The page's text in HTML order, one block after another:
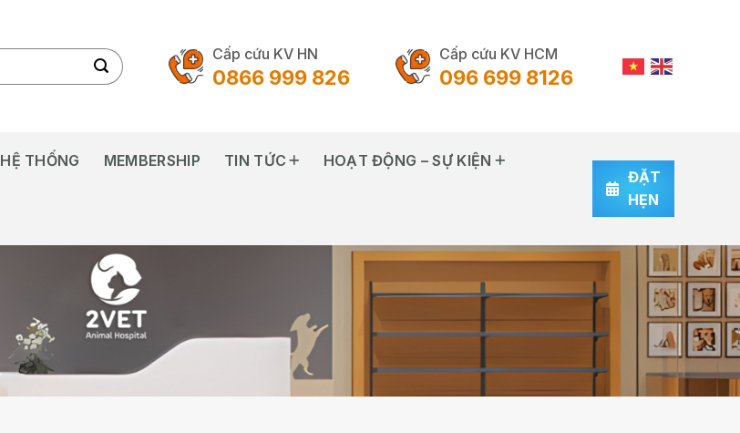
Cấp cứu KV HN
0866 999 826
Cấp cứu KV HCM
096 699 8126
HỆ THỐNG MEMBERSHIP TIN TỨC HOẠT ĐỘNG – SỰ KIỆN
ĐẶT
HẸN